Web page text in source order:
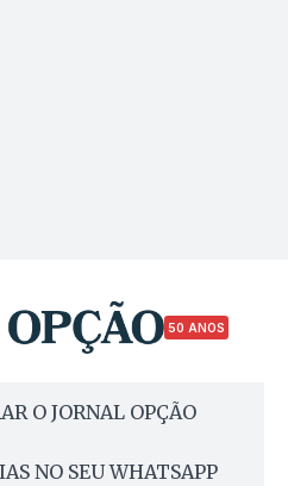
50 ANOS
O JORNAL OPÇÃO
NO SEU WHATSAPP